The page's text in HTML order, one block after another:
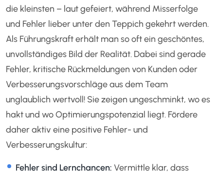
die kleinsten – laut gefeiert, während Misserfolge
und Fehler lieber unter den Teppich gekehrt werden.
Als Führungskraft erhält man so oft ein geschöntes,
unvollständiges Bild der Realität. Dabei sind gerade
Fehler, kritische Rückmeldungen von Kunden oder
Verbesserungsvorschläge aus dem Team
unglaublich wertvoll! Sie zeigen ungeschminkt, wo es
hakt und wo Optimierungspotenzial liegt. Fördere
daher aktiv eine positive Fehler- und
Verbesserungskultur:
Fehler sind Lernchancen: Vermittle klar, dass